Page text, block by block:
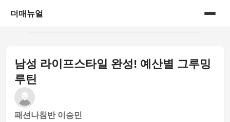
더매뉴얼
게시판
남성 라이프스타일 완성! 예산별 그루밍
루틴
패션나침반 이승민